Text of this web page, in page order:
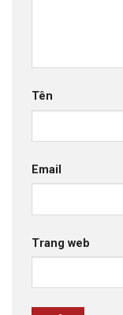
Tên
Email
Trang web